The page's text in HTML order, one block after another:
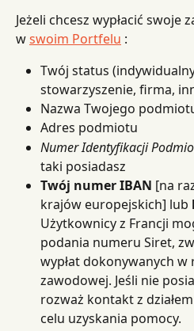
Jeżeli chcesz wypłacić swoje
w swoim Portfelu :
Twój status
stowarzyszenie, firma,
Nazwa Twojego
Adres podmiotu
Numer Identyfikacji
taki posiadasz
Twój numer IBAN [na
krajów europejskich] lub
Użytkownicy z Francji
podania numeru Siret,
wypłat dokonywanych w
zawodowej. Jeśli nie
rozważ kontakt z
celu uzyskania pomocy.